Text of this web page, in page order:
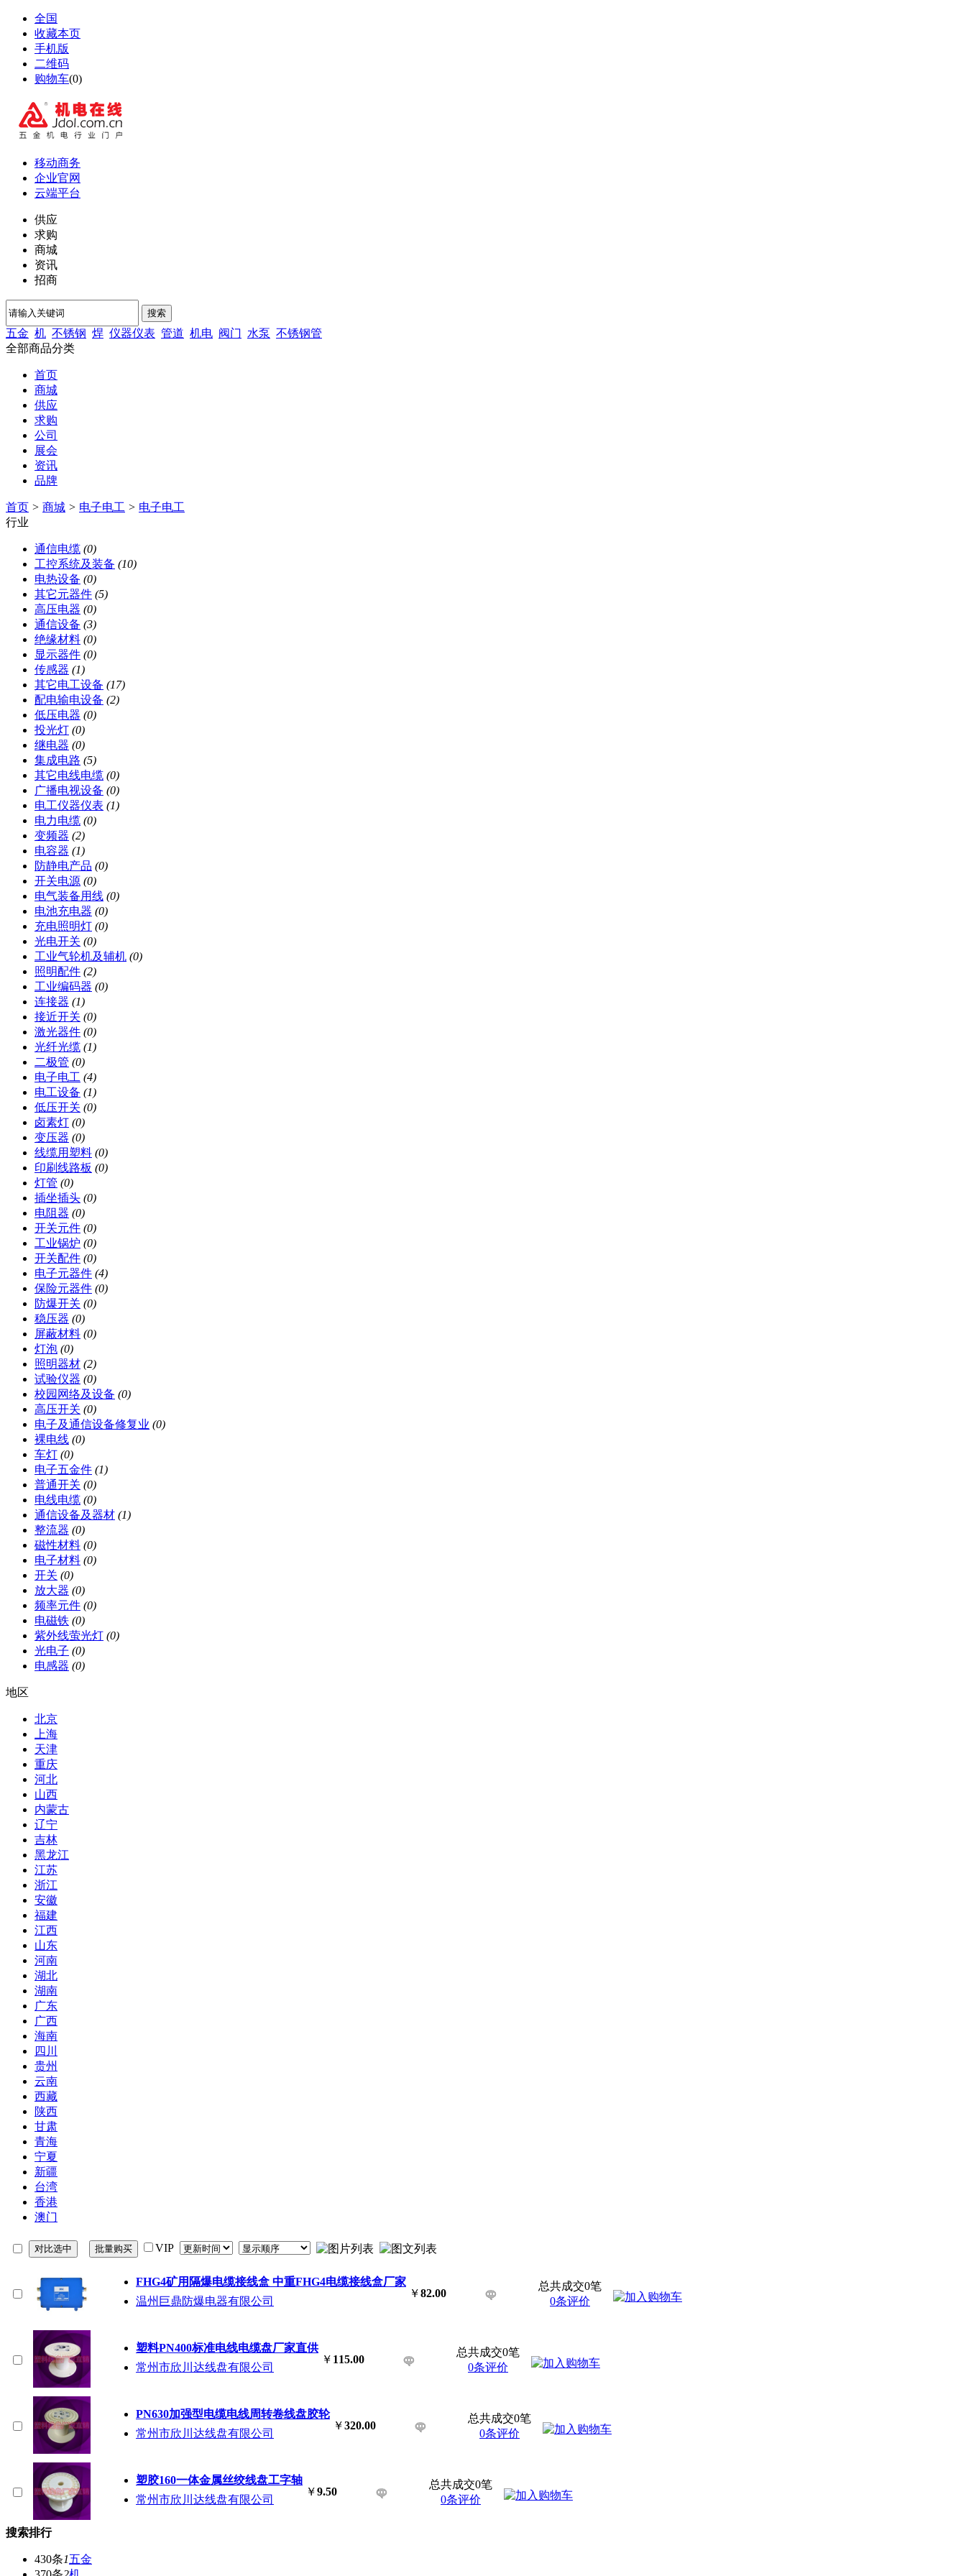
全国
收藏本页
手机版
二维码
购物车(0)
移动商务
企业官网
云端平台
供应
求购
商城
资讯
招商
搜索
五金 机 不锈钢 焊 仪器仪表 管道 机电 阀门 水泵 不锈钢管
全部商品分类
首页
商城
供应
求购
公司
展会
资讯
品牌
首页 > 商城 > 电子电工 > 电子电工
行业
通信电缆 (0)
工控系统及装备 (10)
电热设备 (0)
其它元器件 (5)
高压电器 (0)
通信设备 (3)
绝缘材料 (0)
显示器件 (0)
传感器 (1)
其它电工设备 (17)
配电输电设备 (2)
低压电器 (0)
投光灯 (0)
继电器 (0)
集成电路 (5)
其它电线电缆 (0)
广播电视设备 (0)
电工仪器仪表 (1)
电力电缆 (0)
变频器 (2)
电容器 (1)
防静电产品 (0)
开关电源 (0)
电气装备用线 (0)
电池充电器 (0)
充电照明灯 (0)
光电开关 (0)
工业气轮机及辅机 (0)
照明配件 (2)
工业编码器 (0)
连接器 (1)
接近开关 (0)
激光器件 (0)
光纤光缆 (1)
二极管 (0)
电子电工 (4)
电工设备 (1)
低压开关 (0)
卤素灯 (0)
变压器 (0)
线缆用塑料 (0)
印刷线路板 (0)
灯管 (0)
插坐插头 (0)
电阻器 (0)
开关元件 (0)
工业锅炉 (0)
开关配件 (0)
电子元器件 (4)
保险元器件 (0)
防爆开关 (0)
稳压器 (0)
屏蔽材料 (0)
灯泡 (0)
照明器材 (2)
试验仪器 (0)
校园网络及设备 (0)
高压开关 (0)
电子及通信设备修复业 (0)
裸电线 (0)
车灯 (0)
电子五金件 (1)
普通开关 (0)
电线电缆 (0)
通信设备及器材 (1)
整流器 (0)
磁性材料 (0)
电子材料 (0)
开关 (0)
放大器 (0)
频率元件 (0)
电磁铁 (0)
紫外线萤光灯 (0)
光电子 (0)
电感器 (0)
地区
北京
上海
天津
重庆
河北
山西
内蒙古
辽宁
吉林
黑龙江
江苏
浙江
安徽
福建
江西
山东
河南
湖北
湖南
广东
广西
海南
四川
贵州
云南
西藏
陕西
甘肃
青海
宁夏
新疆
台湾
香港
澳门
VIP
FHG4矿用隔爆电缆接线盒 中重FHG4电缆接线盒厂家
温州巨鼎防爆电器有限公司
￥82.00
总共成交0笔
0条评价
塑料PN400标准电线电缆盘厂家直供
常州市欣川达线盘有限公司
￥ 115.00
总共成交0笔
0条评价
PN630加强型电缆电线周转卷线盘胶轮
常州市欣川达线盘有限公司
￥320.00
总共成交0笔
0条评价
塑胶160一体金属丝绞线盘工字轴
常州市欣川达线盘有限公司
￥9.50
总共成交0笔
0条评价
搜索排行
430条1五金